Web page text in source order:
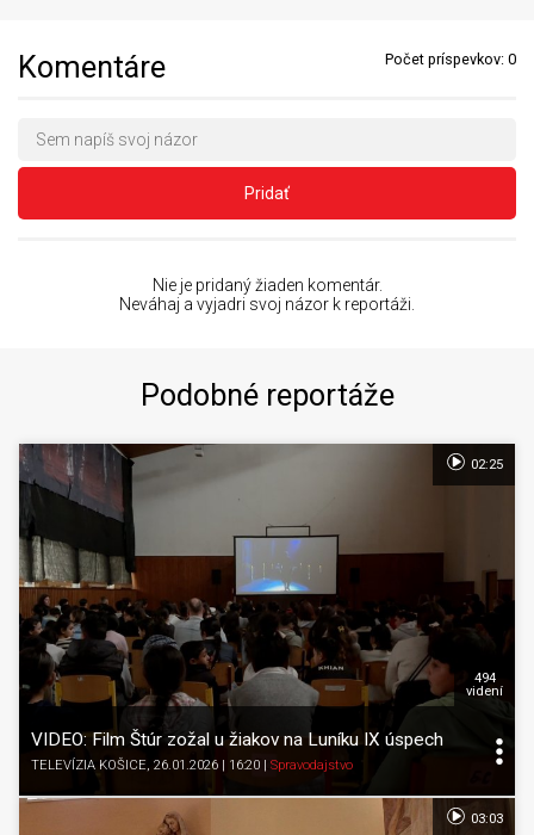
Komentáre Počet príspevkov: 0
Pridať
Nie je pridaný žiaden komentár.
Neváhaj a vyjadri svoj názor k reportáži.
Podobné reportáže
VIDEO: Film Štúr zožal u žiakov na Luníku IX úspech
TELEVÍZIA KOŠICE, 26.01.2026 | 16:20 Spravodajstvo
494
videní
02:25
03:03